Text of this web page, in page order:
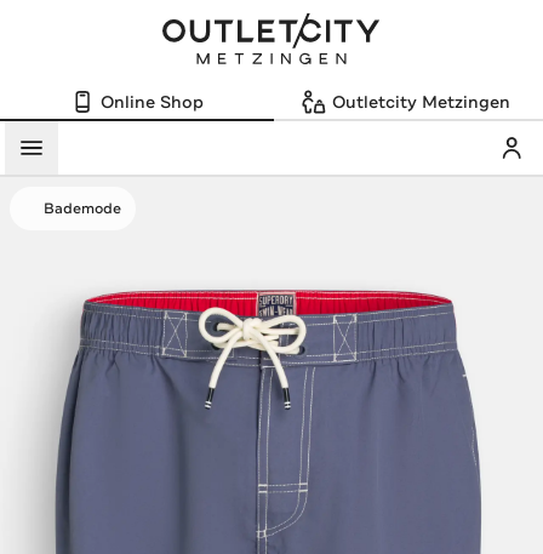
Online Shop Outletcity Metzingen
Menü
Bademode